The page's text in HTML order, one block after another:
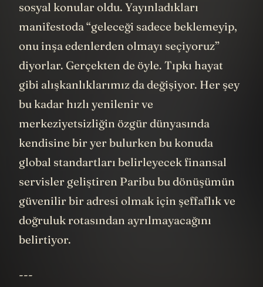
sosyal konular oldu. Yayınladıkları
manifestoda “geleceği sadece beklemeyip,
onu inşa edenlerden olmayı seçiyoruz”
diyorlar. Gerçekten de öyle. Tıpkı hayat
gibi alışkanlıklarımız da değişiyor. Her şey
bu kadar hızlı yenilenir ve
merkeziyetsizliğin özgür dünyasında
kendisine bir yer bulurken bu konuda
global standartları belirleyecek finansal
servisler geliştiren Paribu bu dönüşümün
güvenilir bir adresi olmak için şeffaflık ve
doğruluk rotasından ayrılmayacağını
belirtiyor.
---